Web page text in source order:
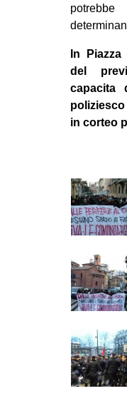
In
del
capacita
in corteo